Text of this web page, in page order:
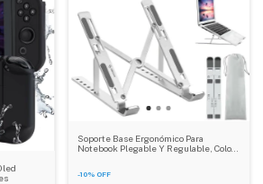
Soporte Base Ergonómico Para
Notebook Plegable Y Regulable, Color
-10% OFF